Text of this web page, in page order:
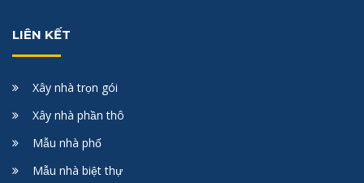
LIÊN KẾT
Xây nhà trọn gói
Xây nhà phần thô
Mẫu nhà phố
Mẫu nhà biệt thự